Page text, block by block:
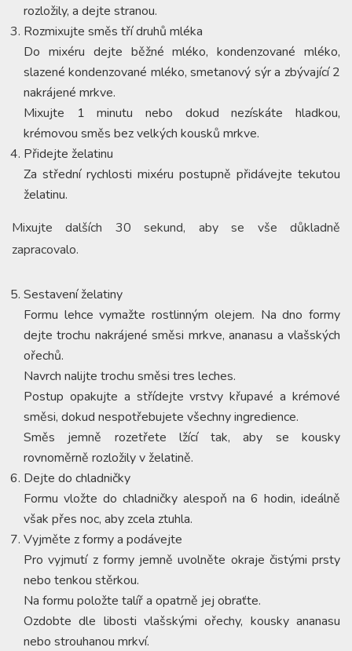
rozložily, a dejte stranou.
Rozmixujte směs tří druhů mléka
Do mixéru dejte běžné mléko, kondenzované mléko,
slazené kondenzované mléko, smetanový sýr a zbývající 2
nakrájené mrkve.
Mixujte 1 minutu nebo dokud nezískáte hladkou,
krémovou směs bez velkých kousků mrkve.
Přidejte želatinu
Za střední rychlosti mixéru postupně přidávejte tekutou
želatinu.
Mixujte dalších 30 sekund, aby se vše důkladně
zapracovalo.
Sestavení želatiny
Formu lehce vymažte rostlinným olejem. Na dno formy
dejte trochu nakrájené směsi mrkve, ananasu a vlašských
ořechů.
Navrch nalijte trochu směsi tres leches.
Postup opakujte a střídejte vrstvy křupavé a krémové
směsi, dokud nespotřebujete všechny ingredience.
Směs jemně rozetřete lžící tak, aby se kousky
rovnoměrně rozložily v želatině.
Dejte do chladničky
Formu vložte do chladničky alespoň na 6 hodin, ideálně
však přes noc, aby zcela ztuhla.
Vyjměte z formy a podávejte
Pro vyjmutí z formy jemně uvolněte okraje čistými prsty
nebo tenkou stěrkou.
Na formu položte talíř a opatrně jej obraťte.
Ozdobte dle libosti vlašskými ořechy, kousky ananasu
nebo strouhanou mrkví.